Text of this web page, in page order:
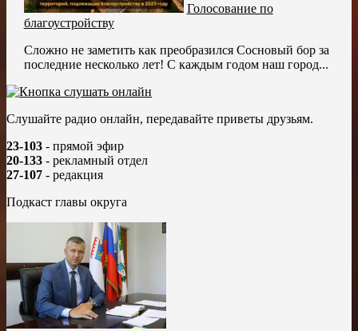
Голосование по
благоустройству
Сложно не заметить как преобразился Сосновый бор за
последние несколько лет! С каждым годом наш город...
Слушайте радио онлайн, передавайте приветы друзьям.
23-103 - прямой эфир
20-133 - рекламный отдел
27-107 - редакция
Подкаст главы округа